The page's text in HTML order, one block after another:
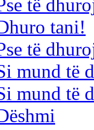
të
tani!
të
mund të
mund të